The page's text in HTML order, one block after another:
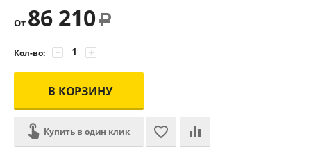
От 86 210 Р
Кол-во: +
−
В КОРЗИНУ
Купить в один клик